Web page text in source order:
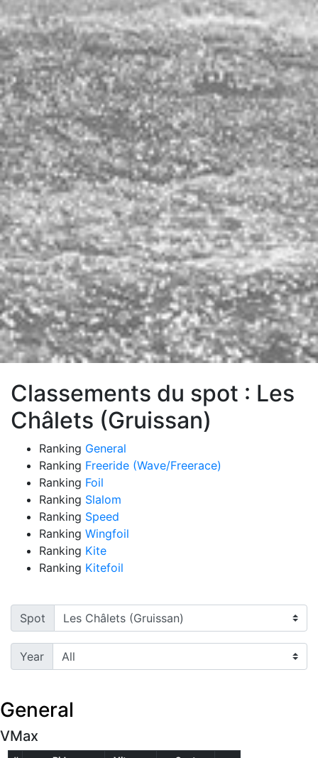
Classements du spot : Les
Châlets (Gruissan)
Ranking General
Ranking Freeride (Wave/Freerace)
Ranking Foil
Ranking Slalom
Ranking Speed
Ranking Wingfoil
Ranking Kite
Ranking Kitefoil
Spot
Year
General
VMax